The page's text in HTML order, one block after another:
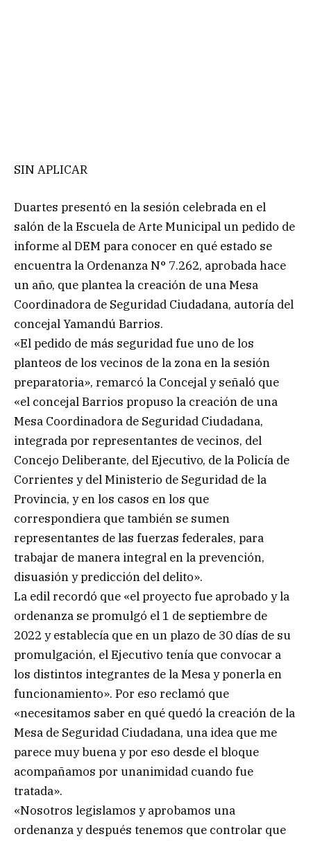
SIN APLICAR
Duartes presentó en la sesión celebrada en el
salón de la Escuela de Arte Municipal un pedido de
informe al DEM para conocer en qué estado se
encuentra la Ordenanza N° 7.262, aprobada hace
un año, que plantea la creación de una Mesa
Coordinadora de Seguridad Ciudadana, autoría del
concejal Yamandú Barrios.
«El pedido de más seguridad fue uno de los
planteos de los vecinos de la zona en la sesión
preparatoria», remarcó la Concejal y señaló que
«el concejal Barrios propuso la creación de una
Mesa Coordinadora de Seguridad Ciudadana,
integrada por representantes de vecinos, del
Concejo Deliberante, del Ejecutivo, de la Policía de
Corrientes y del Ministerio de Seguridad de la
Provincia, y en los casos en los que
correspondiera que también se sumen
representantes de las fuerzas federales, para
trabajar de manera integral en la prevención,
disuasión y predicción del delito».
La edil recordó que «el proyecto fue aprobado y la
ordenanza se promulgó el 1 de septiembre de
2022 y establecía que en un plazo de 30 días de su
promulgación, el Ejecutivo tenía que convocar a
los distintos integrantes de la Mesa y ponerla en
funcionamiento». Por eso reclamó que
«necesitamos saber en qué quedó la creación de la
Mesa de Seguridad Ciudadana, una idea que me
parece muy buena y por eso desde el bloque
acompañamos por unanimidad cuando fue
tratada».
«Nosotros legislamos y aprobamos una
ordenanza y después tenemos que controlar que